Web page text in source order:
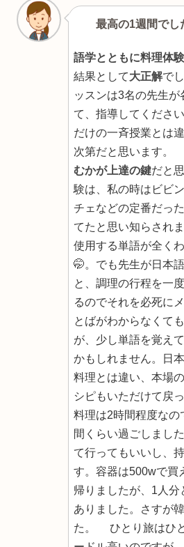
最高の1週間でし
語学とともに料理体
結果として大正解で
ッスンは3名の先生
て、指導してくださ
だけの一斉授業とは
次第だと思います。
むかが上達の鍵だと
験は、私の時はビビ
チェなどの定番だっ
てたと思い知らされ
使用する単語が全く
🤭。でも先生が日本
と、調理の行程を一
るのでそれを必死に
とばがわからなくて
が、少し単語を覚え
かもしれません。日
料理とは違い、本場
シピもいただけて戻
料理は2時間程度な
間くらい過ごしまし
て行ってもいいし、
す。容器は500wで買
帰りましたが、1人
ありました。さすが
た。 ひとり旅はひ